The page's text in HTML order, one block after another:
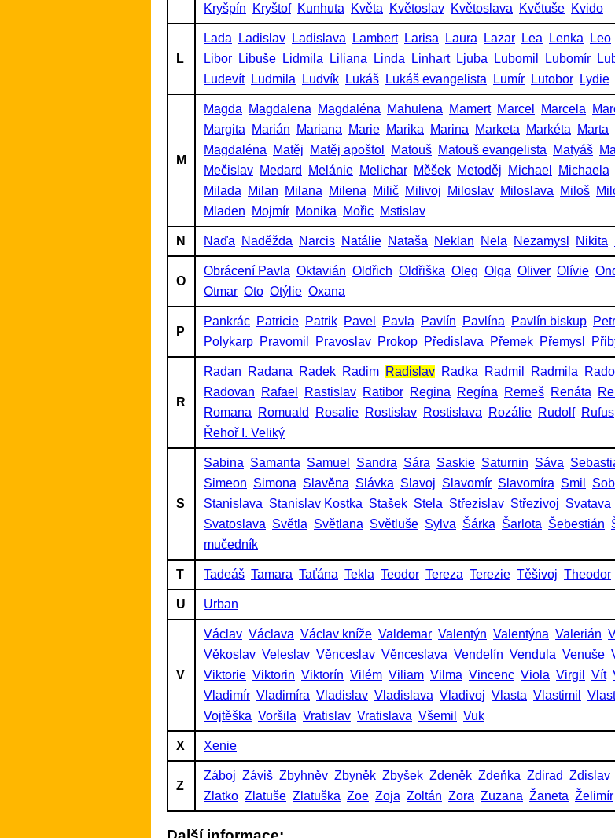
Kryšpín
Kryštof Kunhuta Květa Květoslav Květoslava Květuše Kvido
L
Lada Ladislav Ladislava Lambert Larisa Laura Lazar Lea Lenka Leo
Libor
Libuše Lidmila Liliana Linda Linhart Ljuba Lubomil Lubomír
Ludevít
Ludmila Ludvík Lukáš Lukáš evangelista Lumír Lutobor Lydie
M
Magda Magdalena Magdaléna Mahulena Mamert Marcel Marcela
Margita
Marián Mariana Marie Marika Marina Marketa Markéta Marta
Magdaléna
Matěj Matěj apoštol Matouš Matouš evangelista Matyáš
Mečislav Medard Melánie Melichar Měšek Metoděj Michael Michaela
Milada
Milan Milana Milena Milič Milivoj Miloslav Miloslava Miloš
Mladen
Mojmír Monika Mořic Mstislav
N Naďa Naděžda Narcis Natálie Nataša Neklan Nela Nezamysl Nikita
O
Obrácení Pavla Oktavián Oldřich Oldřiška Oleg Olga Oliver Olívie
Otmar Oto Otýlie Oxana
P
Pankrác Patricie Patrik Pavel Pavla Pavlín Pavlína Pavlín biskup Petr
Polykarp Pravomil Pravoslav Prokop Předislava Přemek Přemysl
R
Radan Radana Radek Radim Radislav Radka Radmil Radmila
Radovan
Rafael Rastislav Ratibor Regina Regína Remeš Renáta
Romana
Romuald Rosalie Rostislav Rostislava Rozálie Rudolf Rufus
Řehoř I. Veliký
S
Sabina Samanta Samuel Sandra Sára Saskie Saturnin Sáva
Simeon Simona Slavěna Slávka Slavoj Slavomír Slavomíra Smil
Stanislava Stanislav Kostka Stašek Stela Střezislav Střezivoj Svatava
Svatoslava Světla Světlana Světluše Sylva Šárka Šarlota Šebestián
mučedník
T Tadeáš Tamara Taťána Tekla Teodor Tereza Terezie Těšivoj Theodor
U Urban
V
Václav Václava Václav kníže Valdemar Valentýn Valentýna Valerián
Věkoslav Veleslav Věnceslav Věnceslava Vendelín Vendula Venuše
Viktorie Viktorin Viktorín Vilém Viliam Vilma Vincenc Viola Virgil Vít
Vladimír Vladimíra Vladislav Vladislava Vladivoj Vlasta Vlastimil
Vojtěška Voršila Vratislav Vratislava Všemil Vuk
X Xenie
Z
Záboj Záviš Zbyhněv Zbyněk Zbyšek Zdeněk Zdeňka Zdirad Zdislav
Zlatko Zlatuše Zlatuška Zoe Zoja Zoltán Zora Zuzana Žaneta Želimír